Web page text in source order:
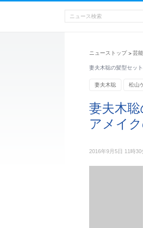
ニューストップ > 芸
妻夫木聡の髪型セッ
妻夫木聡 松山
妻夫木
アメイ
2016年9月5日 11時30